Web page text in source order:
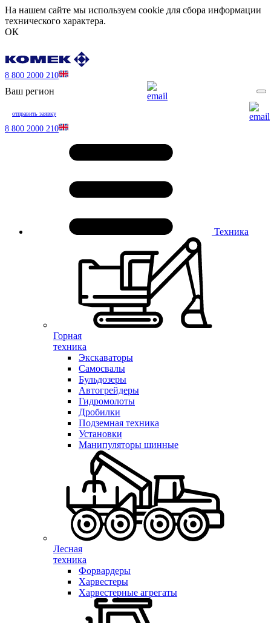
На нашем сайте мы используем cookie для сбора информации
технического характера.
ОК
8 800 2000 210
Ваш регион
отправить заявку
8 800 2000 210
Техника
Горная
техника
Экскаваторы
Самосвалы
Бульдозеры
Автогрейдеры
Гидромолоты
Дробилки
Подземная техника
Установки
Манипуляторы шинные
Лесная
техника
Форвардеры
Харвестеры
Харвестерные агрегаты